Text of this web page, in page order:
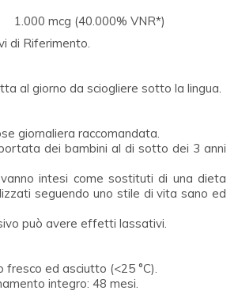
1.000 mcg (40.000% VNR*)
di Riferimento.
al giorno da sciogliere sotto la lingua.
giornaliera raccomandata.
dei bambini al di sotto dei 3 anni
intesi come sostituti di una dieta
seguendo uno stile di vita sano ed
può avere effetti lassativi.
fresco ed asciutto (<25 °C).
integro: 48 mesi.